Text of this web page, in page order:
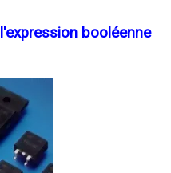
booléenne